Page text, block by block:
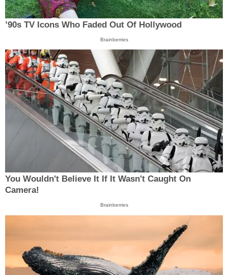
’90s TV Icons Who Faded Out Of Hollywood
Brainberries
You Wouldn't Believe It If It Wasn't Caught On
Camera!
Brainberries